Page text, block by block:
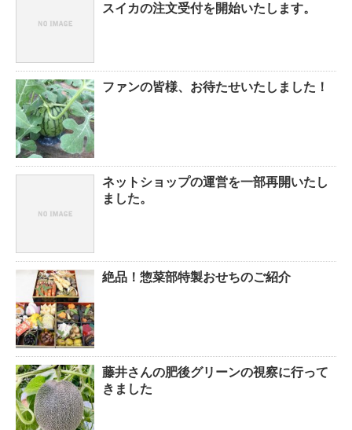
スイカの注文受付を開始いたします。
ファンの皆様、お待たせいたしました！
ネットショップの運営を一部再開いたし
ました。
絶品！惣菜部特製おせちのご紹介
藤井さんの肥後グリーンの視察に行って
きました